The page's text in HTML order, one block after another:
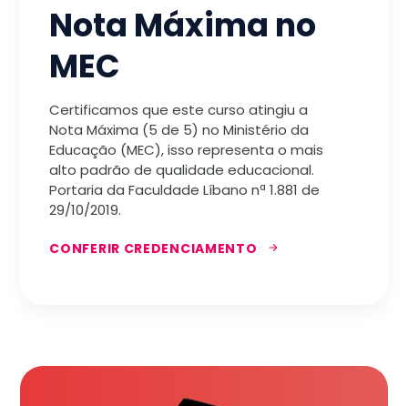
Nota Máxima no
MEC
Certificamos que este curso atingiu a
Nota Máxima (5 de 5) no Ministério da
Educação (MEC), isso representa o mais
alto padrão de qualidade educacional.
Portaria da Faculdade Líbano nª 1.881 de
29/10/2019.
CONFERIR CREDENCIAMENTO